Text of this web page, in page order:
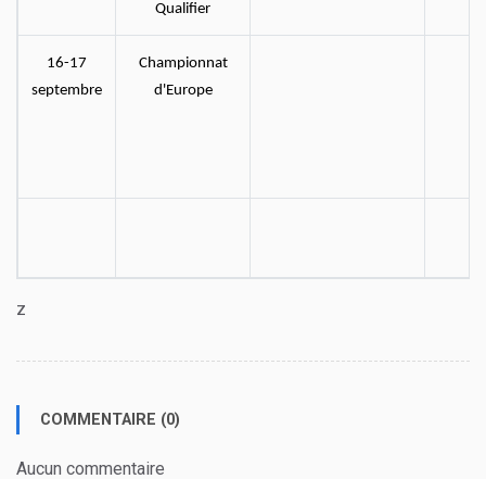
Qualifier
16-17
septembre
Championnat
d'Europe
z
COMMENTAIRE (0)
Aucun commentaire